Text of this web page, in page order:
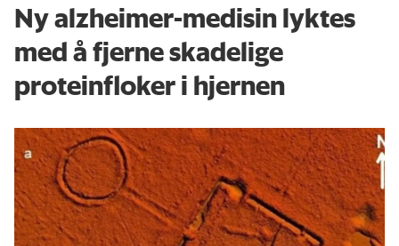
Ny alzheimer-medisin lyktes
med å fjerne skadelige
proteinfloker i hjernen